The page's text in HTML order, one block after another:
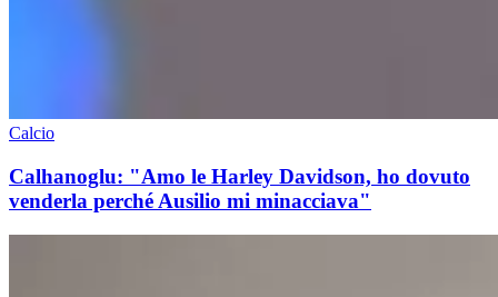
Calcio
Calhanoglu: "Amo le Harley Davidson, ho dovuto
venderla perché Ausilio mi minacciava"